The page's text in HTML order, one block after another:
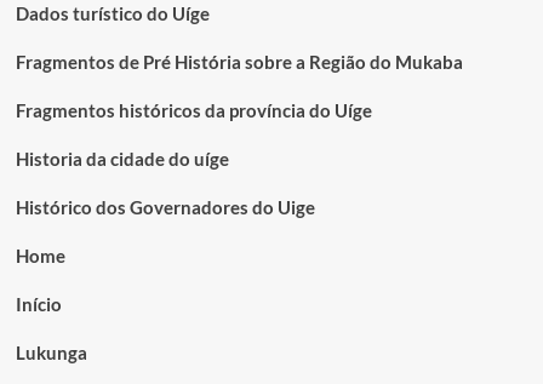
Dados turístico do Uíge
Fragmentos de Pré História sobre a Região do Mukaba
Fragmentos históricos da província do Uíge
Historia da cidade do uíge
Histórico dos Governadores do Uige
Home
Início
Lukunga